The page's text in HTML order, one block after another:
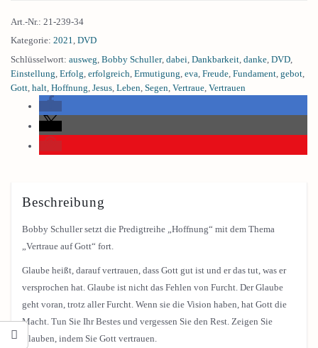
Art.-Nr.: 21-239-34
Kategorie: 2021, DVD
Schlüsselwort: ausweg Bobby Schuller, dabei Dankbarkeit danke DVD
Einstellung Erfolg erfolgreich Ermutigung eva Freude Fundament gebot
Gott halt Hoffnung Jesus Leben Segen Vertraue Vertrauen
Beschreibung
Bobby Schuller setzt die Predigtreihe „Hoffnung“ mit dem Thema
„Vertraue auf Gott“ fort.
Glaube heißt, darauf vertrauen, dass Gott gut ist und er das tut, was er
versprochen hat. Glaube ist nicht das Fehlen von Furcht. Der Glaube
geht voran, trotz aller Furcht. Wenn sie die Vision haben, hat Gott die
Macht. Tun Sie Ihr Bestes und vergessen Sie den Rest. Zeigen Sie
Glauben, indem Sie Gott vertrauen.